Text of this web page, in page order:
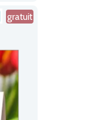
gratuit